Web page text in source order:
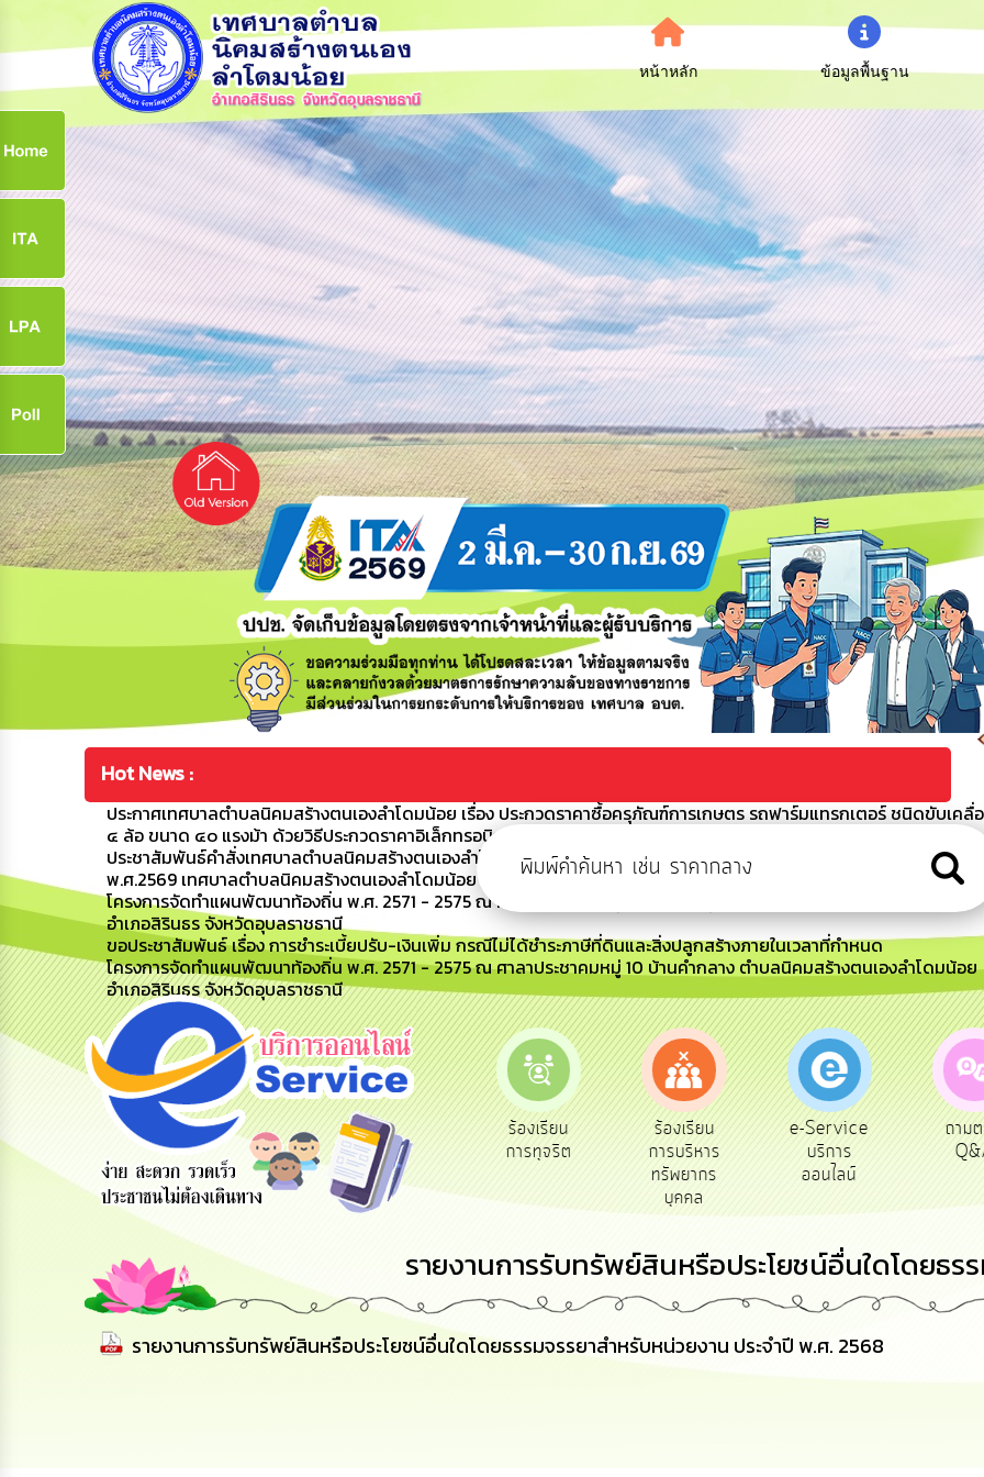
หน้าหลัก ข้อมูลพื้นฐาน
Hot News :
ประกาศเทศบาลตำบลนิคมสร้างตนเองลำโดมน้อย เรื่อง ประกวดราคาซื้อครุภัณฑ์การเกษตร รถฟาร์มแทรกเตอร์ ชนิดขับเคลื่
๔ ล้อ ขนาด ๔๐ แรงม้า ด้วยวิธีประกวดราคาอิเล็กทรอนิกส์ (e-bidding)
ประชาสัมพันธ์คำสั่งเทศบาลตำบลนิคมสร้างตนเองลำโดมน้อย ที่ 263/2569 เรื่อง อนุมัติให้ใช้จ่ายเงินสะสมประจำปีงบประมาณ
พ.ศ.2569 เทศบาลตำบลนิคมสร้างตนเองลำโดมน้อย
โครงการจัดทำแผนพัฒนาท้องถิ่น พ.ศ. 2571 - 2575 ณ ศาลาประชาคมหมู่ 12 บ้านโนนสูง ตำบลนิคมสร้างตนเองลำโดมน้อย
อำเภอสิรินธร จังหวัดอุบลราชธานี
ขอประชาสัมพันธ์ เรื่อง การชำระเบี้ยปรับ-เงินเพิ่ม กรณีไม่ได้ชำระภาษีที่ดินและสิ่งปลูกสร้างภายในเวลาที่กำหนด
โครงการจัดทำแผนพัฒนาท้องถิ่น พ.ศ. 2571 - 2575 ณ ศาลาประชาคมหมู่ 10 บ้านคำกลาง ตำบลนิคมสร้างตนเองลำโดมน้อย
อำเภอสิรินธร จังหวัดอุบลราชธานี
รับฟังความ
ประชาชน
ร้องเรียน
ร้องทุกข์
ร้องเรียน
การทุจริต
ร้องเรียน
การบริหาร
บุคคล
e-Service
บริการ
ออนไลน์
ถามตอบ
Q&A
สำรว
พึงพ
รายงานการรับทรัพย์สินหรือประโยชน์อื่นใดโดยธร
รายงานการรับทรัพย์สินหรือประโยชน์อื่นใดโดยธรรมจรรยาสำหรับหน่วยงาน ประจำปี พ.ศ. 2568